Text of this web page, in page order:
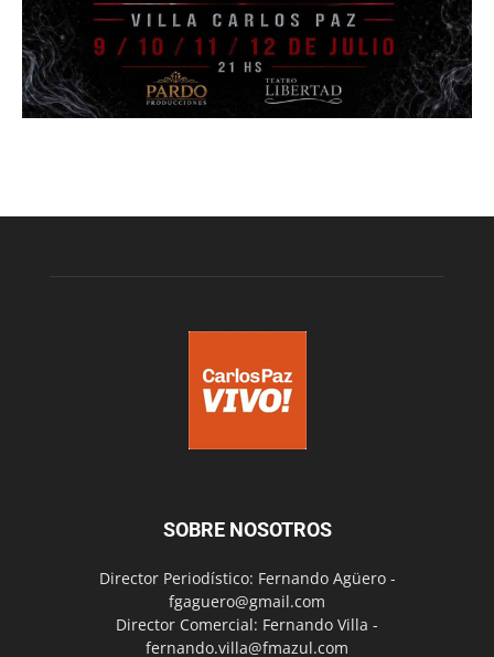
SOBRE NOSOTROS
Director Periodístico: Fernando Agüero -
fgaguero@gmail.com
Director Comercial: Fernando Villa -
fernando.villa@fmazul.com